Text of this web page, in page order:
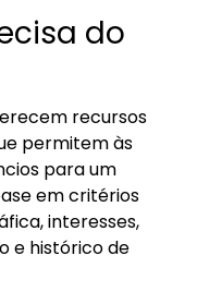
do
recursos
permitem às
para um
em critérios
interesses,
e histórico de